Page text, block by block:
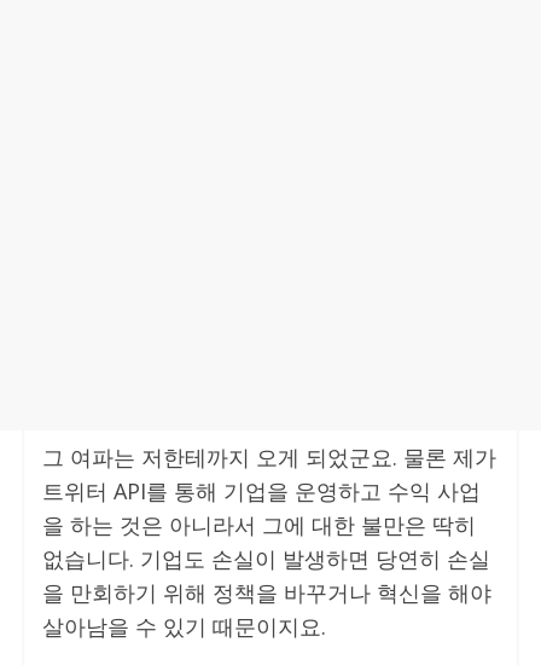
그 여파는 저한테까지 오게 되었군요. 물론 제가
트위터 API를 통해 기업을 운영하고 수익 사업
을 하는 것은 아니라서 그에 대한 불만은 딱히
없습니다. 기업도 손실이 발생하면 당연히 손실
을 만회하기 위해 정책을 바꾸거나 혁신을 해야
살아남을 수 있기 때문이지요.